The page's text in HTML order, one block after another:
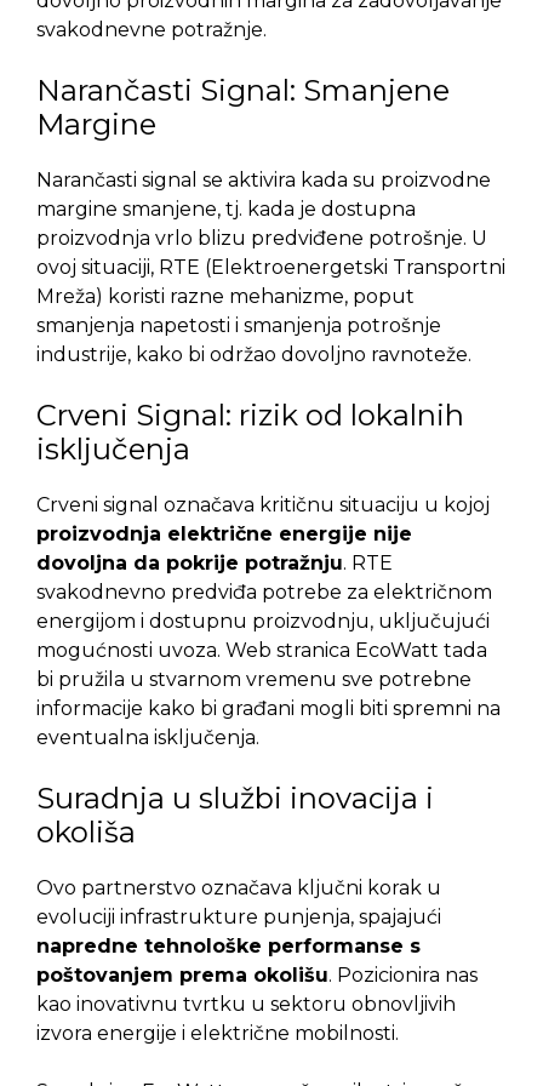
svakodnevne potražnje.
Narančasti Signal: Smanjene
Margine
Narančasti signal se aktivira kada su proizvodne
margine smanjene, tj. kada je dostupna
proizvodnja vrlo blizu predviđene potrošnje. U
ovoj situaciji, RTE (Elektroenergetski Transportni
Mreža) koristi razne mehanizme, poput
smanjenja napetosti i smanjenja potrošnje
industrije, kako bi održao dovoljno ravnoteže.
Crveni Signal: rizik od lokalnih
isključenja
Crveni signal označava kritičnu situaciju u kojoj
proizvodnja električne energije nije
dovoljna da pokrije potražnju. RTE
svakodnevno predviđa potrebe za električnom
energijom i dostupnu proizvodnju, uključujući
mogućnosti uvoza. Web stranica EcoWatt tada
bi pružila u stvarnom vremenu sve potrebne
informacije kako bi građani mogli biti spremni na
eventualna isključenja.
Suradnja u službi inovacija i
okoliša
Ovo partnerstvo označava ključni korak u
evoluciji infrastrukture punjenja, spajajući
napredne tehnološke performanse s
poštovanjem prema okolišu. Pozicionira nas
kao inovativnu tvrtku u sektoru obnovljivih
izvora energije i električne mobilnosti.